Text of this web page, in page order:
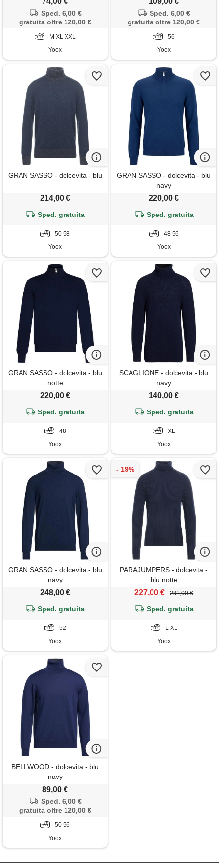
Sped. 6,00 €
gratuita oltre 120,00 €
M XL XXL
Yoox
Sped. 6,00 €
gratuita oltre 120,00 €
56
Yoox
GRAN SASSO - dolcevita - blu
214,00 €
Sped. gratuita
50 58
Yoox
GRAN SASSO - dolcevita - blu
navy
220,00 €
Sped. gratuita
48 56
Yoox
GRAN SASSO - dolcevita - blu
notte
220,00 €
Sped. gratuita
48
Yoox
SCAGLIONE - dolcevita - blu
navy
140,00 €
Sped. gratuita
XL
Yoox
GRAN SASSO - dolcevita - blu
navy
248,00 €
Sped. gratuita
52
Yoox
PARAJUMPERS - dolcevita -
blu notte
227,00 € 281,00 €
Sped. gratuita
L XL
Yoox
BELLWOOD - dolcevita - blu
navy
89,00 €
Sped. 6,00 €
gratuita oltre 120,00 €
50 56
Yoox